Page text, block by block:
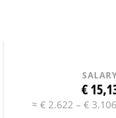
€
≈ € 2.622 – €